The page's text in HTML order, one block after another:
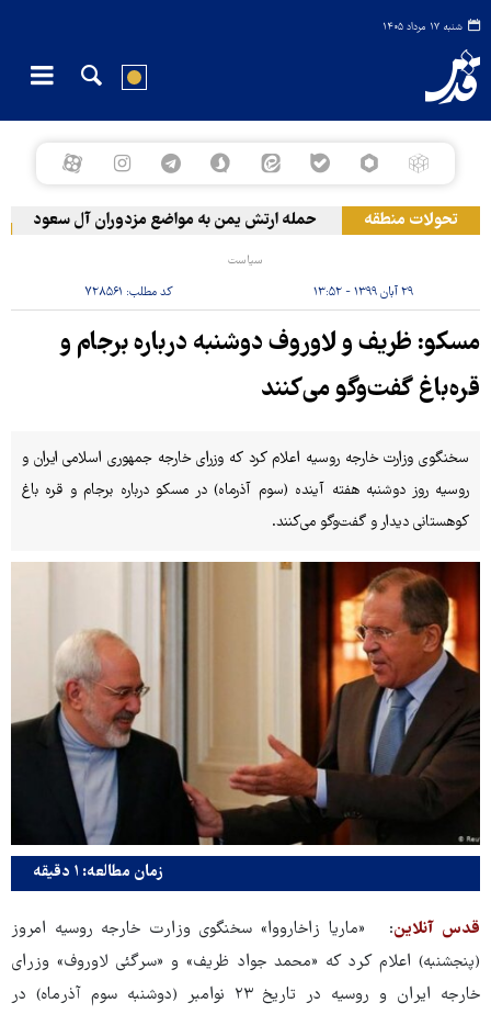
شنبه ۱۷ مرداد ۱۴۰۵
تحولات منطقه حمله ارتش یمن به مواضع مزدوران آل سعود
سیاست
۲۹ آبان ۱۳۹۹ - ۱۳:۵۲ کد مطلب: ۷۲۸۵۶۱
مسکو: ظریف و لاوروف دوشنبه درباره برجام و
قره‌باغ گفت‌وگو می‌کنند
سخنگوی وزارت خارجه روسیه اعلام کرد که وزرای خارجه جمهوری اسلامی ایران و
روسیه روز دوشنبه هفته آینده (سوم آذرماه) در مسکو درباره برجام و قره باغ
کوهستانی دیدار و گفت‌وگو می‌کنند.
زمان مطالعه: ۱ دقیقه
قدس آنلاین: «ماریا زاخارووا» سخنگوی وزارت خارجه روسیه امروز
(پنجشنبه) اعلام کرد که «محمد جواد ظریف» و «سرگئی لاوروف» وزرای
خارجه ایران و روسیه در تاریخ ۲۳ نوامبر (دوشنبه سوم آذرماه) در